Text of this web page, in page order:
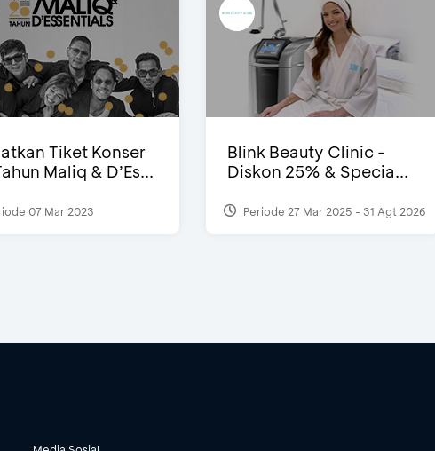
Tiket Konser
Maliq & D’Es...
07 Mar 2023
Blink Beauty Clinic -
Diskon 25% & Specia...
Periode 27 Mar 2025 - 31 Agt 2026